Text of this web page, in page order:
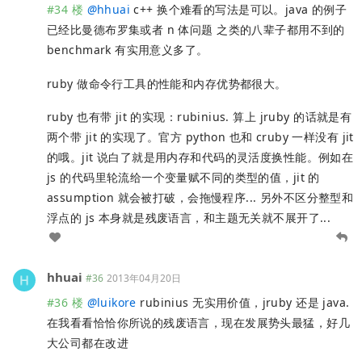
#34 楼 @hhuai c++ 换个难看的写法是可以。java 的例子
已经比曼德布罗集或者 n 体问题 之类的八辈子都用不到的
benchmark 有实用意义多了。
ruby 做命令行工具的性能和内存优势都很大。
ruby 也有带 jit 的实现：rubinius. 算上 jruby 的话就是有
两个带 jit 的实现了。官方 python 也和 cruby 一样没有 jit
的哦。jit 说白了就是用内存和代码的灵活度换性能。例如在
js 的代码里轮流给一个变量赋不同的类型的值，jit 的
assumption 就会被打破，会拖慢程序... 另外不区分整型和
浮点的 js 本身就是残废语言，和主题无关就不展开了...
hhuai #36 2013年04月20日
#36 楼 @luikore rubinius 无实用价值，jruby 还是 java.
在我看看恰恰你所说的残废语言，现在发展势头最猛，好几
大公司都在改进